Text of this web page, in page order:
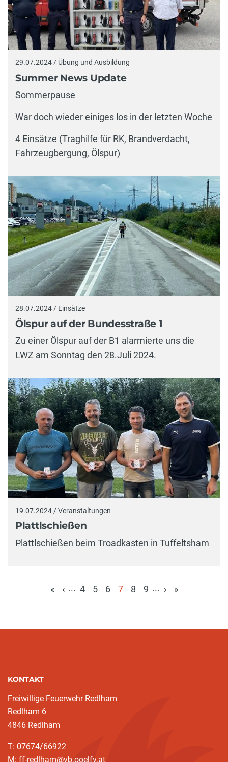
29.07.2024 / Übung und Ausbildung
Summer News Update
Sommerpause
War doch wieder einiges los in der letzten Woche
4 Einsätze (Traghilfe für RK, Brandverdacht,
Fahrzeugbergung, Ölspur)
28.07.2024 / Einsätze
Ölspur auf der Bundesstraße 1
Zu einer Ölspur auf der B1 alarmierte uns die
LWZ am Sonntag den 28.Juli 2024.
19.07.2024 / Veranstaltungen
Plattlschießen
Plattlschießen beim Troadkasten in Tuffeltsham
« ‹ ... 4 5 6
7
8 9 ... › »
KONTAKT
Freiwillige Feuerwehr Redlham
Redlham 6
4846 Redlham
T: 07674/66922
M: ff-redlham@vb.ooelfv.at